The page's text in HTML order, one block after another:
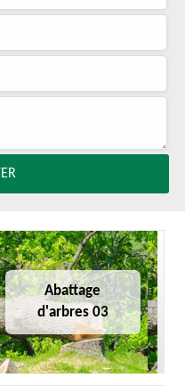
Abattage
d'arbres 03